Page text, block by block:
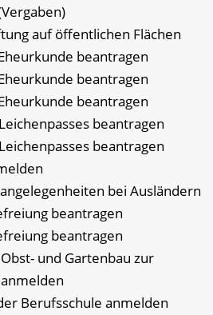
auf öffentlichen Flächen
beantragen
beantragen
beantragen
beantragen
beantragen
bei Ausländern
beantragen
beantragen
und Gartenbau zur
Berufsschule anmelden